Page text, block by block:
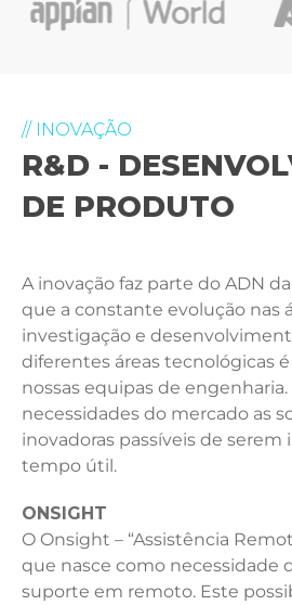
// INOVAÇÃO
R&D -
DE PRODUTO
A inovação faz parte do ADN
que a constante evolução nas
investigação e
diferentes áreas tecnológicas
nossas equipas de
necessidades do mercado as
inovadoras passíveis de
tempo útil.
ONSIGHT
O Onsight – “Assistência
que nasce como necessidade
suporte em remoto. Este